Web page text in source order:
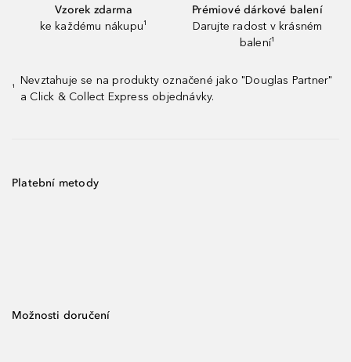
Vzorek zdarma
ke každému nákupu¹
Prémiové dárkové balení
Darujte radost v krásném
balení¹
¹
Nevztahuje se na produkty označené jako "Douglas Partner"
a Click & Collect Express objednávky.
Platební metody
Možnosti doručení